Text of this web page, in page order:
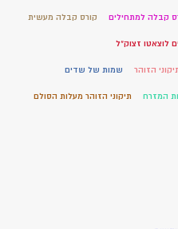
קבלה למתחילים קורס קבלה מעשית
לוצאטו זצוק"ל
הזוהר שמות של שדים
המזרח תיקוני הזוהר מעלות הסולם